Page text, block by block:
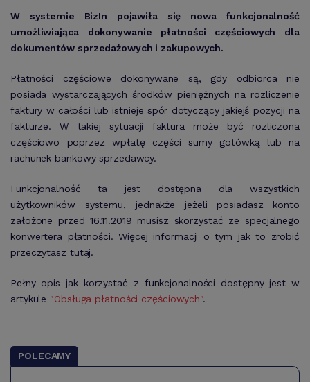
W systemie BizIn pojawiła się nowa funkcjonalność
umożliwiająca dokonywanie płatności częściowych dla
dokumentów sprzedażowych i zakupowych.
Płatności częściowe dokonywane są, gdy odbiorca nie
posiada wystarczających środków pieniężnych na rozliczenie
faktury w całości lub istnieje spór dotyczący jakiejś pozycji na
fakturze. W takiej sytuacji faktura może być rozliczona
częściowo poprzez wpłatę części sumy gotówką lub na
rachunek bankowy sprzedawcy.
Funkcjonalność ta jest dostępna dla wszystkich
użytkowników systemu, jednakże jeżeli posiadasz konto
założone przed 16.11.2019 musisz skorzystać ze specjalnego
konwertera płatności. Więcej informacji o tym jak to zrobić
przeczytasz tutaj.
Pełny opis jak korzystać z funkcjonalności dostępny jest w
artykule "Obsługa płatności częściowych".
POLECAMY